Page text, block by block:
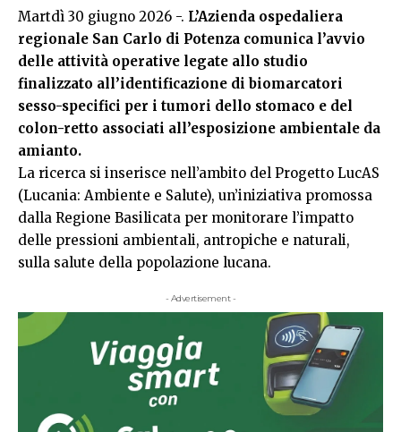
Martdì 30 giugno 2026 -. L’Azienda ospedaliera
regionale San Carlo di Potenza comunica l’avvio
delle attività operative legate allo studio
finalizzato all’identificazione di biomarcatori
sesso-specifici per i tumori dello stomaco e del
colon-retto associati all’esposizione ambientale da
amianto.
La ricerca si inserisce nell’ambito del Progetto LucAS
(Lucania: Ambiente e Salute), un’iniziativa promossa
dalla Regione Basilicata per monitorare l’impatto
delle pressioni ambientali, antropiche e naturali,
sulla salute della popolazione lucana.
- Advertisement -